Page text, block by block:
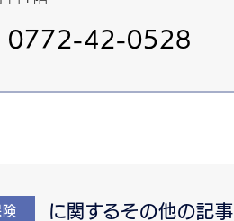
0772-42-0528
険 に関するその他の記事